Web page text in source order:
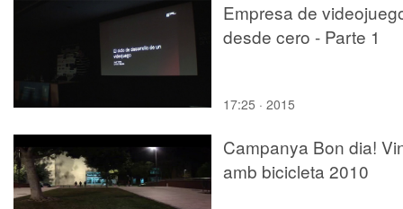
Empresa de
desde cero - Parte 1
17:25 · 2015
Campanya Bon dia!
amb bicicleta 2010